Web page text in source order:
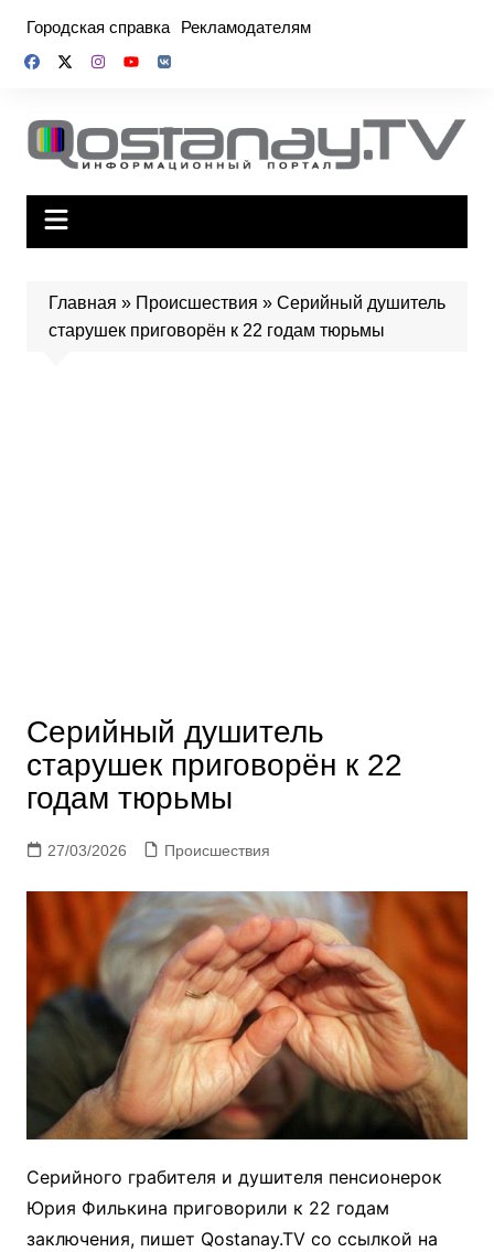
содержимому
Городская справка Рекламодателям
Главная » Происшествия » Серийный душитель
старушек приговорён к 22 годам тюрьмы
Серийный душитель
старушек приговорён к 22
годам тюрьмы
27/03/2026 Происшествия
Серийного грабителя и душителя пенсионерок
Юрия Филькина приговорили к 22 годам
заключения, пишет Qostanay.TV со ссылкой на